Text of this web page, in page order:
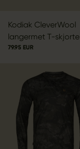
Kodiak CleverWool
langermet T-skjorte
79.95 EUR